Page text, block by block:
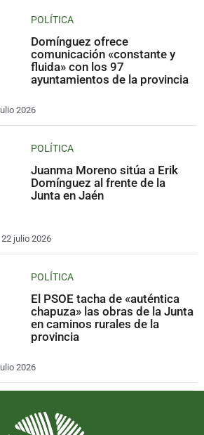
POLÍTICA
Domínguez ofrece
comunicación «constante y
fluida» con los 97
ayuntamientos de la provincia
2026
POLÍTICA
Juanma Moreno sitúa a Erik
Domínguez al frente de la
Junta en Jaén
22 julio 2026
POLÍTICA
El PSOE tacha de «auténtica
chapuza» las obras de la Junta
en caminos rurales de la
provincia
2026